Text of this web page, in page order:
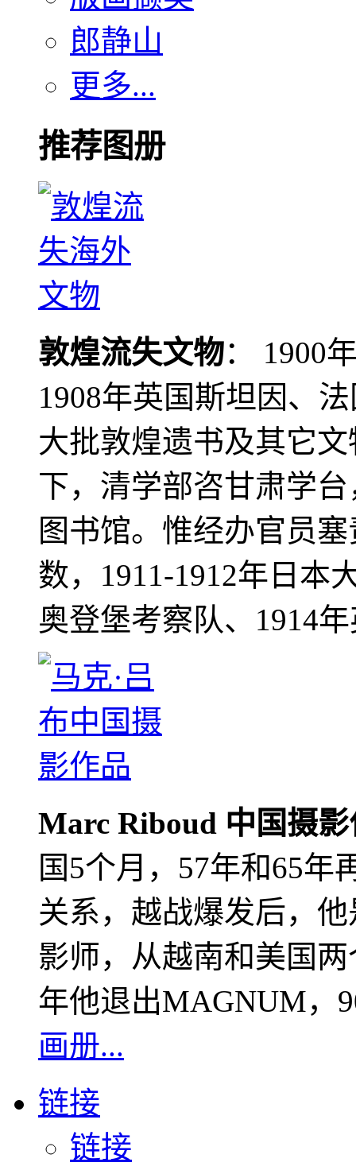
郎静山
更多...
推荐图册
敦煌流失文物： 1900
1908年英国斯坦因、
大批敦煌遗书及其它
下，清学部咨甘肃学
图书馆。惟经办官员
数，1911-1912年日本
奥登堡考察队、1914
Marc Riboud 中国摄
国5个月，57年和65年
关系，越战爆发后，
影师，从越南和美国
年他退出MAGNUM，
画册...
链接
链接